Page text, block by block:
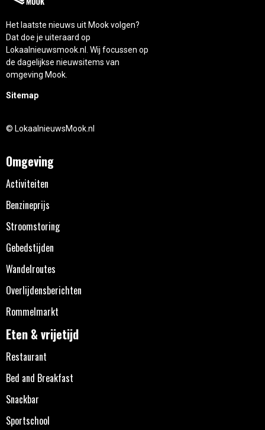
Het laatste nieuws uit Mook volgen?
Dat doe je uiteraard op
Lokaalnieuwsmook.nl. Wij focussen op
de dagelijkse nieuwsitems van
omgeving Mook.
Sitemap
© LokaalnieuwsMook.nl
Omgeving
Activiteiten
Benzineprijs
Stroomstoring
Gebedstijden
Wandelroutes
Overlijdensberichten
Rommelmarkt
Eten & vrijetijd
Restaurant
Bed and Breakfast
Snackbar
Sportschool